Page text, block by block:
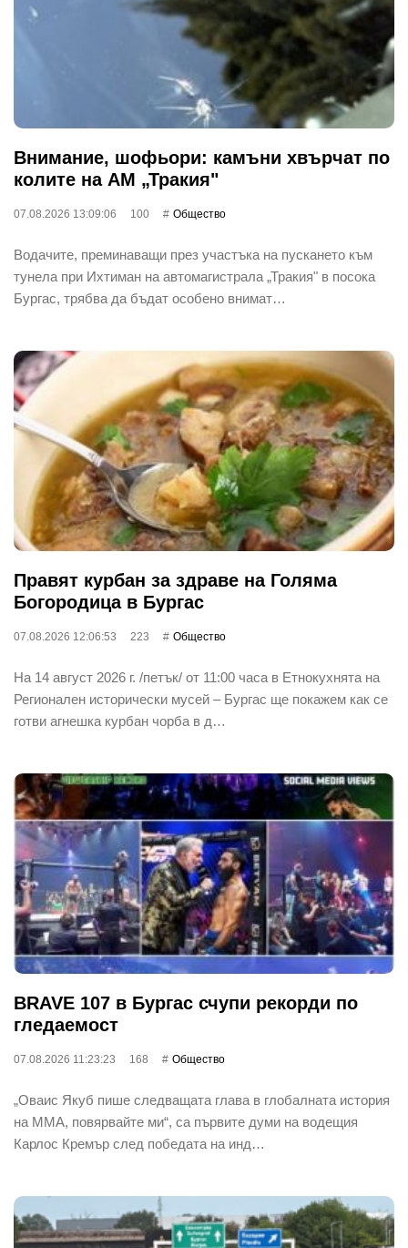
Внимание, шофьори: камъни хвърчат по
колите на АМ „Тракия"
07.08.2026 13:09:06 100 Общество
Водачите, преминаващи през участъка на пускането към
тунела при Ихтиман на автомагистрала „Тракия" в посока
Бургас, трябва да бъдат особено внимат…
Правят курбан за здраве на Голяма
Богородица в Бургас
07.08.2026 12:06:53 223 Общество
На 14 август 2026 г. /петък/ от 11:00 часа в Етнокухнята на
Регионален исторически мусей – Бургас ще покажем как се
готви агнешка курбан чорба в д…
BRAVE 107 в Бургас счупи рекорди по
гледаемост
07.08.2026 11:23:23 168 Общество
„Оваис Якуб пише следващата глава в глобалната история
на ММА, повярвайте ми“, са първите думи на водещия
Карлос Кремър след победата на инд…